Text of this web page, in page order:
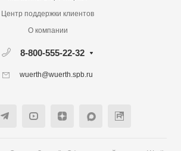
Центр поддержки клиентов
О компании
8-800-555-22-32
wuerth@wuerth.spb.ru